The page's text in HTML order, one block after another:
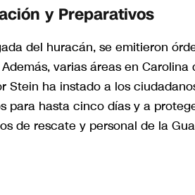
y Preparativos
del huracán, se emitieron
varias áreas en
Stein ha instado a los
para hasta cinco días y a
de rescate y personal de la